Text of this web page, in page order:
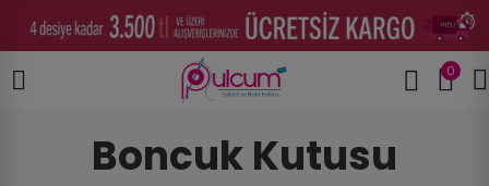
0
Boncuk Kutusu